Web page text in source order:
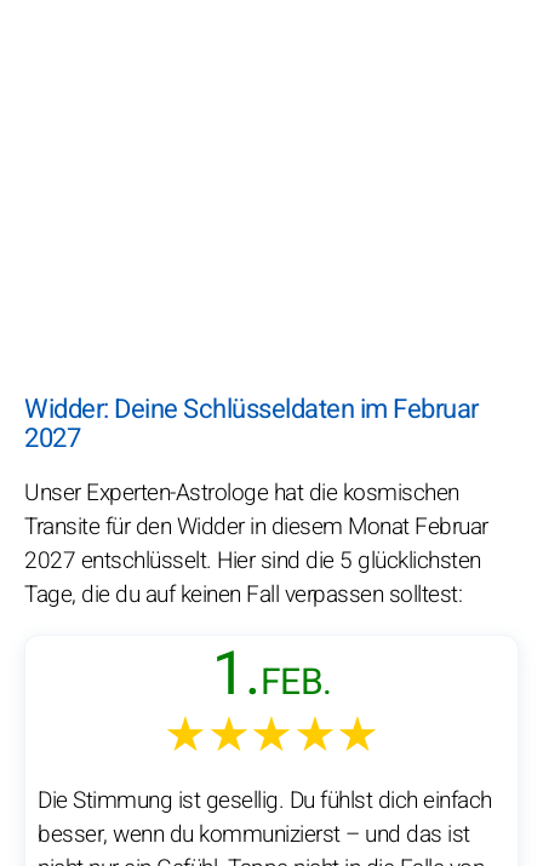
Widder: Deine Schlüsseldaten im Februar
2027
Unser Experten-Astrologe hat die kosmischen
Transite für den Widder in diesem Monat Februar
2027 entschlüsselt. Hier sind die 5 glücklichsten
Tage, die du auf keinen Fall verpassen solltest:
1.FEB.
★★★★★
Die Stimmung ist gesellig. Du fühlst dich einfach
besser, wenn du kommunizierst – und das ist